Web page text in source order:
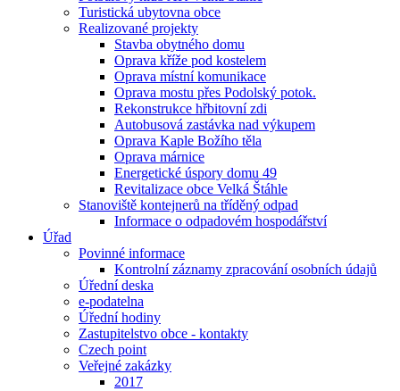
Turistická ubytovna obce
Realizované projekty
Stavba obytného domu
Oprava kříže pod kostelem
Oprava místní komunikace
Oprava mostu přes Podolský potok.
Rekonstrukce hřbitovní zdi
Autobusová zastávka nad výkupem
Oprava Kaple Božího těla
Oprava márnice
Energetické úspory domu 49
Revitalizace obce Velká Štáhle
Stanoviště kontejnerů na tříděný odpad
Informace o odpadovém hospodářství
Úřad
Povinné informace
Kontrolní záznamy zpracování osobních údajů
Úřední deska
e-podatelna
Úřední hodiny
Zastupitelstvo obce - kontakty
Czech point
Veřejné zakázky
2017